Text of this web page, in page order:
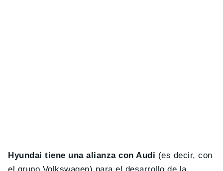
Hyundai tiene una alianza con Audi (es decir, con